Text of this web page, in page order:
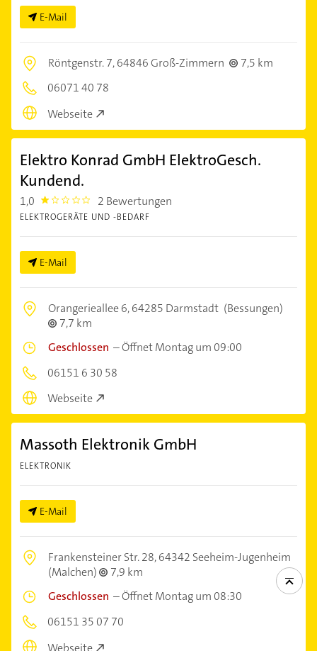
E-Mail
Röntgenstr. 7,64846 Groß-Zimmern
7,5 km
06071 40 78
Webseite
Elektro Konrad GmbH ElektroGesch.
Kundend.
1,0 1.0 2 Bewertungen
ELEKTROGERÄTE UND -BEDARF
E-Mail
Orangerieallee 6,64285 Darmstadt (Bessungen)
7,7 km
Geschlossen –Öffnet Montag um 09:00
06151 6 30 58
Webseite
Massoth Elektronik GmbH
ELEKTRONIK
E-Mail
Frankensteiner Str. 28,64342 Seeheim-Jugenheim
(Malchen)
7,9 km
Geschlossen –Öffnet Montag um 08:30
06151 35 07 70
Webseite